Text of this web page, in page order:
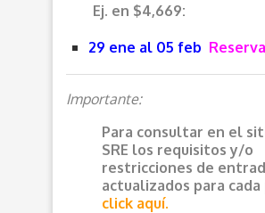
Ej. en $4,669:
29 ene al 05 feb
Importante:
Para consultar en el
SRE los requisitos y/o
restricciones de
actualizados para cada
click aquí.